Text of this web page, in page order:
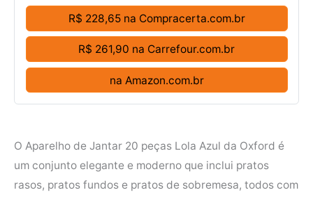
R$ 228,65 na Compracerta.com.br
R$ 261,90 na Carrefour.com.br
na Amazon.com.br
O Aparelho de Jantar 20 peças Lola Azul da Oxford é
um conjunto elegante e moderno que inclui pratos
rasos, pratos fundos e pratos de sobremesa, todos com